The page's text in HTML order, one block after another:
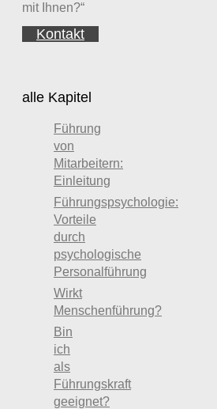
mit Ihnen?“
Kontakt
alle Kapitel
Führung
von
Mitarbeitern:
Einleitung
Führungspsychologie:
Vorteile
durch
psychologische
Personalführung
Wirkt
Menschenführung?
Bin
ich
als
Führungskraft
geeignet?